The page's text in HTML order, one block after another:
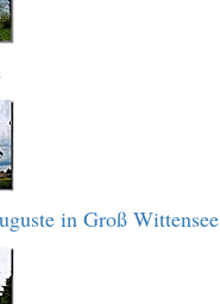
in Groß Wittensee